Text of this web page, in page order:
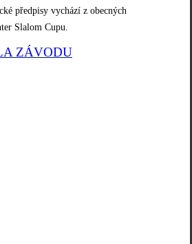
předpisy vychází z obecných
Slalom Cupu.
ZÁVODU